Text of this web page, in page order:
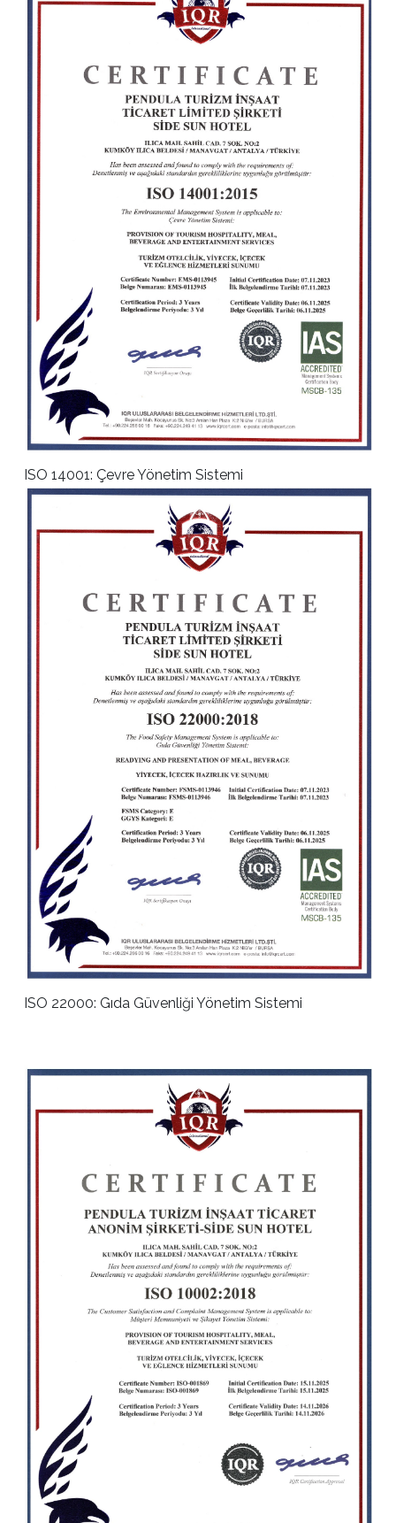
ISO 14001: Çevre Yönetim Sistemi
ISO 22000: Gıda Güvenliği Yönetim Sistemi